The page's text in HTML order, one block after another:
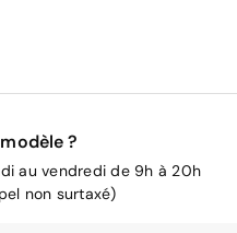
?
au vendredi de 9h à 20h
non surtaxé)